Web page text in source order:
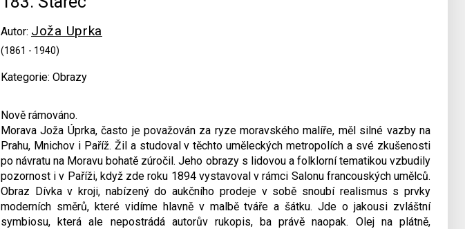
Autor: Joža Uprka
(1861 - 1940)
Kategorie: Obrazy
Nově rámováno.
Morava Joža Úprka, často je považován za ryze moravského malíře, měl silné vazby na
Prahu, Mnichov i Paříž. Žil a studoval v těchto uměleckých metropolích a své zkušenosti
po návratu na Moravu bohatě zúročil. Jeho obrazy s lidovou a folklorní tematikou vzbudily
pozornost i v Paříži, když zde roku 1894 vystavoval v rámci Salonu francouských umělců.
Obraz Dívka v kroji, nabízený do aukčního prodeje v sobě snoubí realismus s prvky
moderních směrů, které vidíme hlavně v malbě tváře a šátku. Jde o jakousi zvláštní
symbiosu, která ale nepostrádá autorův rukopis, ba právě naopak. Olej na plátně,